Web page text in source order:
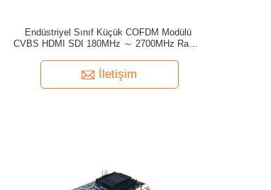
Endüstriyel Sınıf Küçük COFDM Modülü
CVBS HDMI SDI 180MHz ～ 2700MHz Radyo
İletişim